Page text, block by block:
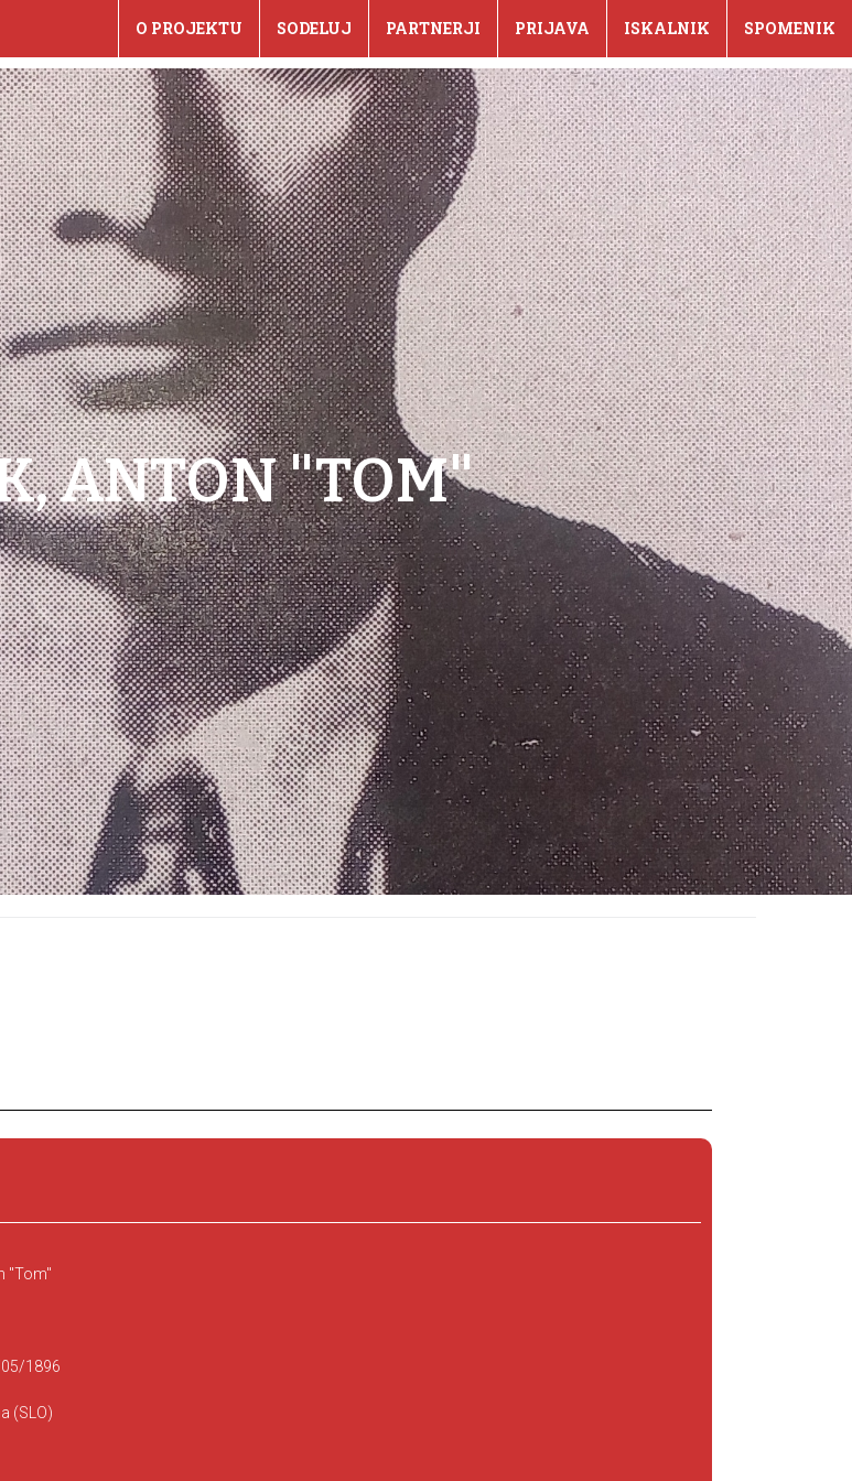
O PROJEKTU SODELUJ PARTNERJI PRIJAVA ISKALNIK SPOMENIK
ANTON "TOM"
"Tom"
1896
(SLO)